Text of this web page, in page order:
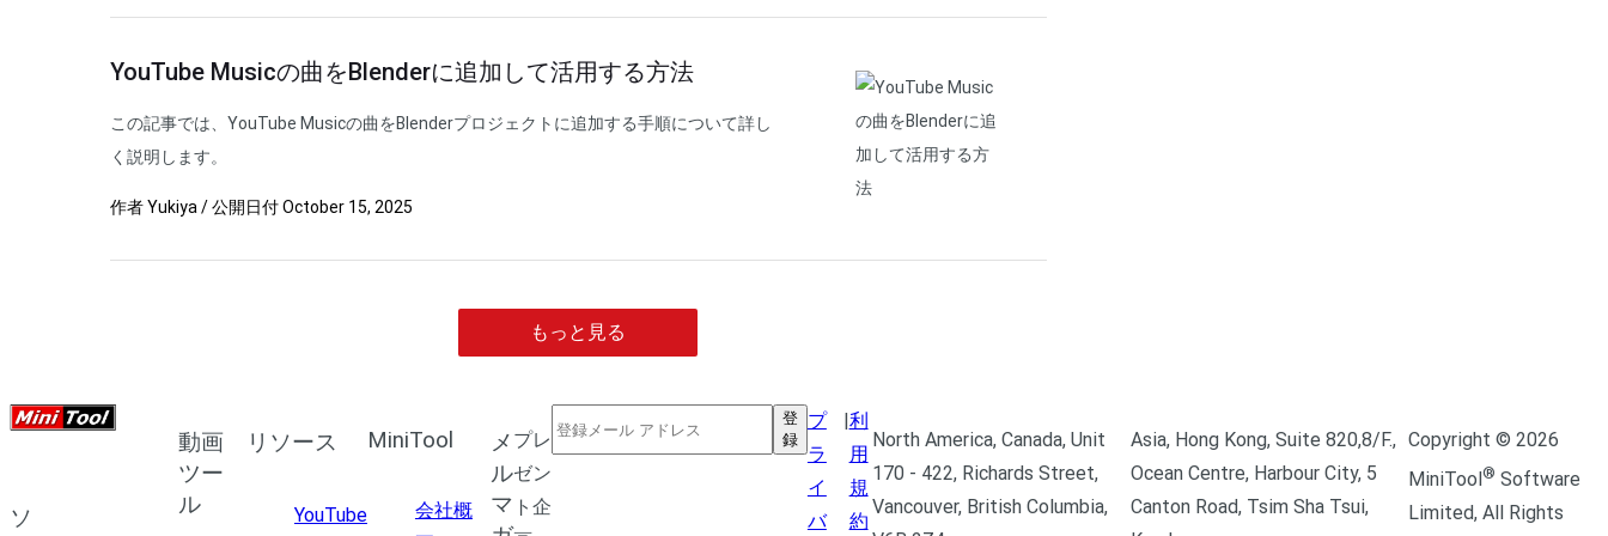
YouTube Musicの曲をBlenderに追加して活用する方法
この記事では、YouTube Musicの曲をBlenderプロジェクトに追加する手順について詳し
く説明します。
作者Yukiya /公開日付October 15, 2025
もっと見る
ソ
動画
ツー
ル
リソース
YouTube
MiniTool
会社概
メ
ル
マ
プレ
ゼン
ト企
登
録
プ
ラ
イ
バ
|利
用
規
約
North America, Canada, Unit
170 - 422, Richards Street,
Vancouver, British Columbia,
Asia, Hong Kong, Suite 820,8/F.,
Ocean Centre, Harbour City, 5
Canton Road, Tsim Sha Tsui,
Copyright © 2026
MiniTool ® Software
Limited, All Rights